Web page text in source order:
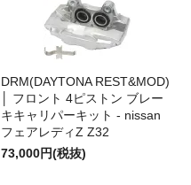
DRM(DAYTONA REST&MOD)
│ フロント 4ピストン ブレー
キキャリパーキット - nissan
フェアレディZ Z32
73,000円(税抜)